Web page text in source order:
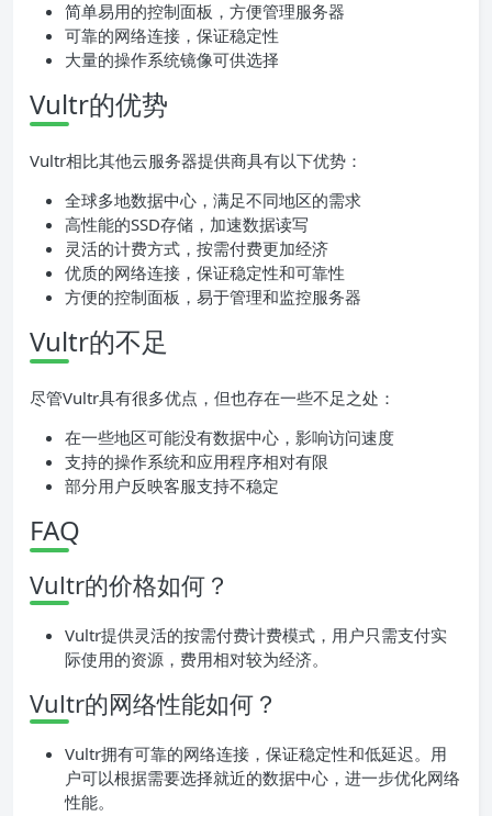
简单易用的控制面板，方便管理服务器
可靠的网络连接，保证稳定性
大量的操作系统镜像可供选择
Vultr的优势
Vultr相比其他云服务器提供商具有以下优势：
全球多地数据中心，满足不同地区的需求
高性能的SSD存储，加速数据读写
灵活的计费方式，按需付费更加经济
优质的网络连接，保证稳定性和可靠性
方便的控制面板，易于管理和监控服务器
Vultr的不足
尽管Vultr具有很多优点，但也存在一些不足之处：
在一些地区可能没有数据中心，影响访问速度
支持的操作系统和应用程序相对有限
部分用户反映客服支持不稳定
FAQ
Vultr的价格如何？
Vultr提供灵活的按需付费计费模式，用户只需支付实
际使用的资源，费用相对较为经济。
Vultr的网络性能如何？
Vultr拥有可靠的网络连接，保证稳定性和低延迟。用
户可以根据需要选择就近的数据中心，进一步优化网络
性能。